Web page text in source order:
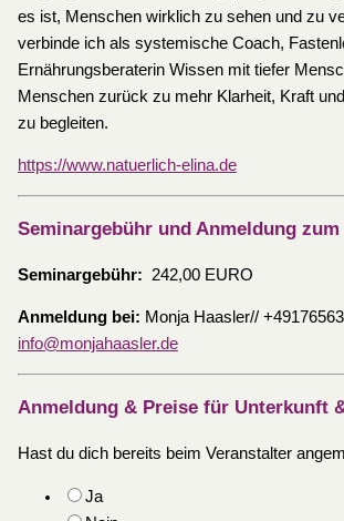
es ist, Menschen wirklich zu sehen und zu
verbinde ich als systemische Coach,
Ernährungsberaterin Wissen mit tiefer
Menschen zurück zu mehr Klarheit, Kraft
zu begleiten.
https://www.natuerlich-elina.de
Seminargebühr und Anmeldung zum
Seminargebühr: 242,00 EURO
Anmeldung bei: Monja Haasler//
info@monjahaasler.de
Anmeldung & Preise für Unterkunft
Hast du dich bereits beim Veranstalter
Ja